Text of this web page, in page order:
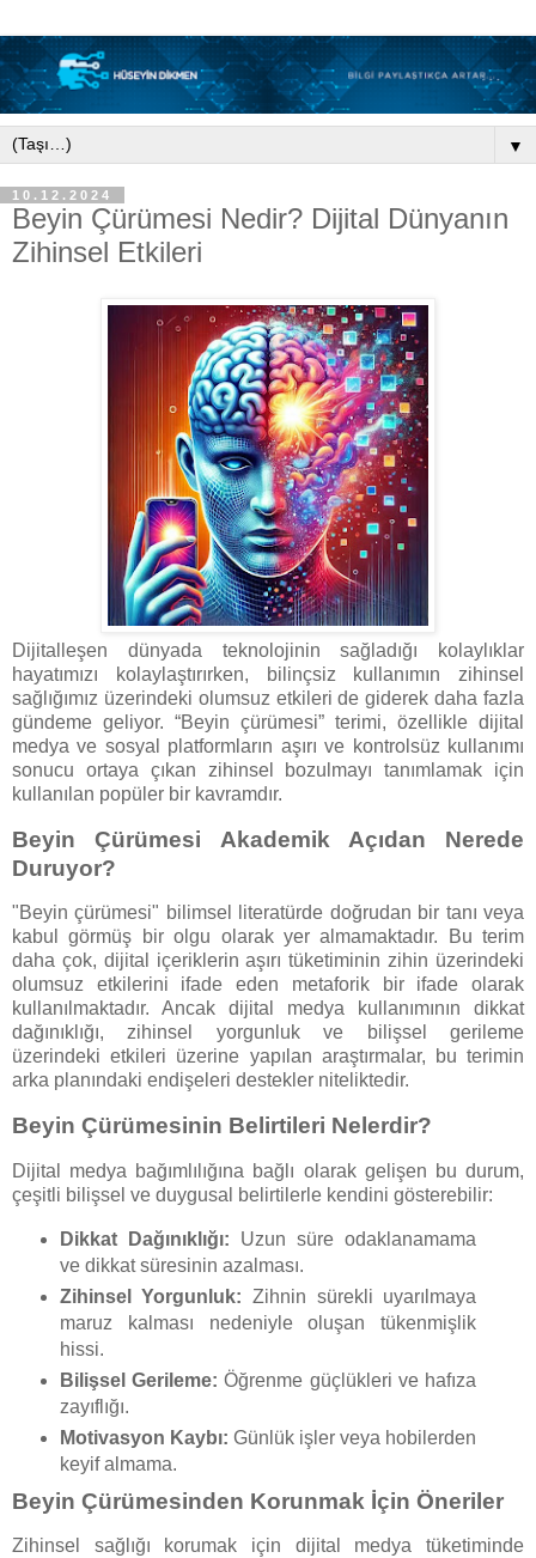
▼
10.12.2024
Beyin Çürümesi Nedir? Dijital Dünyanın
Zihinsel Etkileri
Dijitalleşen dünyada teknolojinin sağladığı kolaylıklar
hayatımızı kolaylaştırırken, bilinçsiz kullanımın zihinsel
sağlığımız üzerindeki olumsuz etkileri de giderek daha fazla
gündeme geliyor. “Beyin çürümesi” terimi, özellikle dijital
medya ve sosyal platformların aşırı ve kontrolsüz kullanımı
sonucu ortaya çıkan zihinsel bozulmayı tanımlamak için
kullanılan popüler bir kavramdır.
Beyin Çürümesi Akademik Açıdan Nerede
Duruyor?
"Beyin çürümesi" bilimsel literatürde doğrudan bir tanı veya
kabul görmüş bir olgu olarak yer almamaktadır. Bu terim
daha çok, dijital içeriklerin aşırı tüketiminin zihin üzerindeki
olumsuz etkilerini ifade eden metaforik bir ifade olarak
kullanılmaktadır. Ancak dijital medya kullanımının dikkat
dağınıklığı, zihinsel yorgunluk ve bilişsel gerileme
üzerindeki etkileri üzerine yapılan araştırmalar, bu terimin
arka planındaki endişeleri destekler niteliktedir.
Beyin Çürümesinin Belirtileri Nelerdir?
Dijital medya bağımlılığına bağlı olarak gelişen bu durum,
çeşitli bilişsel ve duygusal belirtilerle kendini gösterebilir:
Dikkat Dağınıklığı: Uzun süre odaklanamama
ve dikkat süresinin azalması.
Zihinsel Yorgunluk: Zihnin sürekli uyarılmaya
maruz kalması nedeniyle oluşan tükenmişlik
hissi.
Bilişsel Gerileme: Öğrenme güçlükleri ve hafıza
zayıflığı.
Motivasyon Kaybı: Günlük işler veya hobilerden
keyif almama.
Beyin Çürümesinden Korunmak İçin Öneriler
Zihinsel sağlığı korumak için dijital medya tüketiminde